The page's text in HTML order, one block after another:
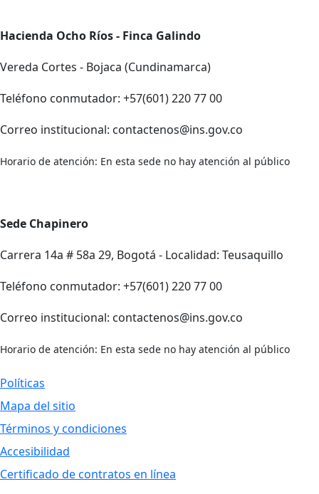
Hacienda Ocho Ríos - Finca Galindo
Vereda Cortes - Bojaca (Cundinamarca)
Teléfono conmutador: +57(601) 220 77 00
Correo institucional: contactenos@ins.gov.co
Horario de atención: En esta sede no hay atención al público
Sede Chapinero
Carrera 14a # 58a 29, Bogotá - Localidad: Teusaquillo
Teléfono conmutador: +57(601) 220 77 00
Correo institucional: contactenos@ins.gov.co
Horario de atención: En esta sede no hay atención al público
Políticas
Mapa del sitio
Términos y condiciones
Accesibilidad
Certificado de contratos en línea